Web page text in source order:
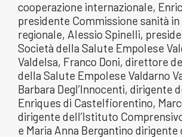
cooperazione internazionale,
presidente Commissione sanità in
regionale, Alessio Spinelli,
Società della Salute Empolese
Valdelsa, Franco Doni, direttore
della Salute Empolese Valdarno
Barbara Degl’Innocenti, dirigente
Enriques di Castelfiorentino,
dirigente dell’Istituto
e Maria Anna Bergantino